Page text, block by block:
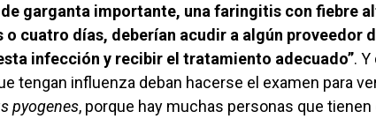
garganta importante, una faringitis con fiebre
cuatro días, deberían acudir a algún proveedor
infección y recibir el tratamiento adecuado”. Y
tengan influenza deban hacerse el examen para
pyogenes, porque hay muchas personas que tienen